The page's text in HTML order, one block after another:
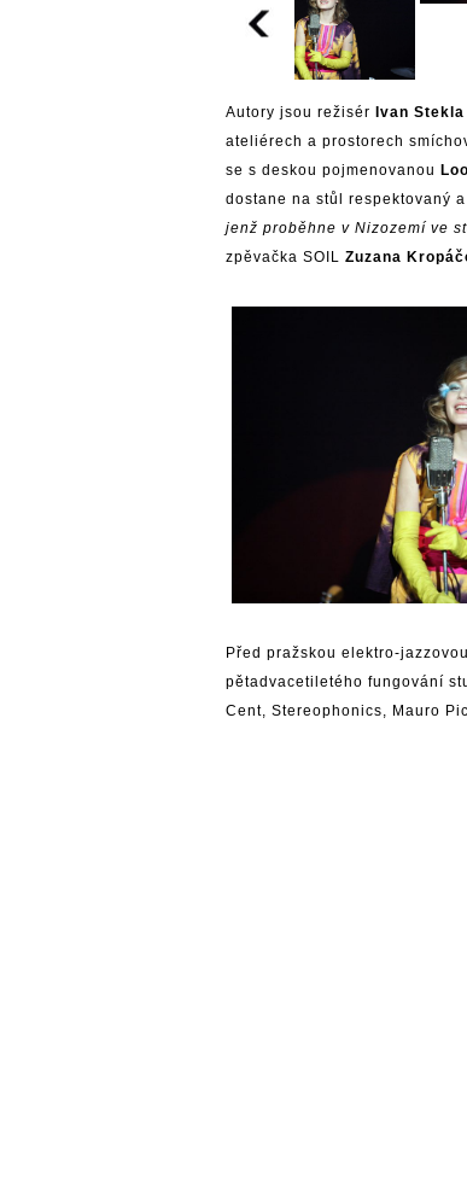
Autory jsou režisér Ivan Stekla
ateliérech a prostorech
se s deskou pojmenovanou
dostane na stůl respektovaný
jenž proběhne v Nizozemí ve
zpěvačka SOIL Zuzana
Před pražskou elektro-
pětadvacetiletého fungování
Cent, Stereophonics, Mauro